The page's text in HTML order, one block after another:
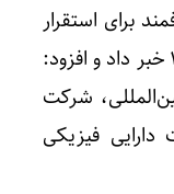
برای استقرار
کامل این سیستم تا پایان سال ۱۴۰۵ خبر داد و افزود:
شرکت
فیزیکی